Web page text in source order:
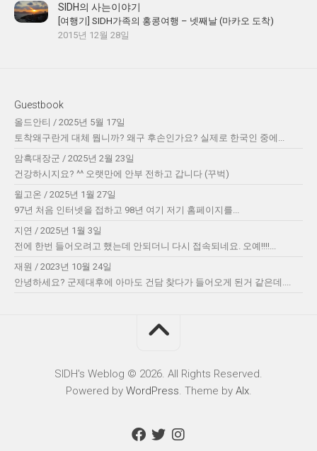
SIDH의 사는이야기
[여행기] SIDH가족의 홍콩여행 – 넷째날 (마카오 도착)
2015년 12월 28일
Guestbook
올드안티 / 2025년 5월 17일
토착왜구란게 대체 뭡니까? 왜구 후손인가요? 실제로 한국인 중에...
암흑대장군 / 2025년 2월 23일
건강하시지요? ^^ 오랫만에 안부 전하고 갑니다 (꾸벅)
윌고온 / 2025년 1월 27일
97년 처음 인터넷을 접하고 98년 여기 저기 홈페이지를...
지연 / 2025년 1월 3일
전에 한번 들어오려고 했는데 안되더니 다시 접속되네요. 오예!!!!...
재원 / 2023년 10월 24일
안녕하세요? 군제대후에 아마도 건담 찾다가 들어오게 된거 같은데....
SIDH′s Weblog © 2026. All Rights Reserved.
Powered by WordPress. Theme by Alx.